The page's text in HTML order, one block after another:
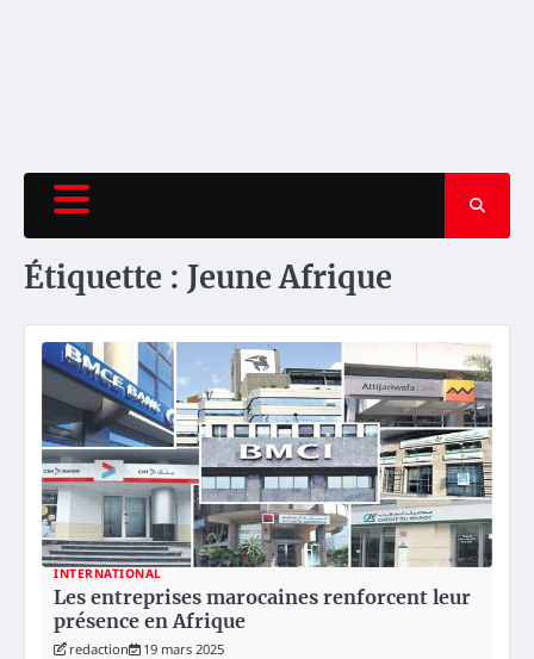
Étiquette : Jeune Afrique
INTERNATIONAL
Les entreprises marocaines renforcent leur
présence en Afrique
redaction 19 mars 2025